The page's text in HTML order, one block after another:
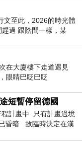
文至此，2026的時光體
過 跟陰間一樣，某
在大廈樓下走道遇見
眼睛巴眨巴眨
短暫停留德國
計畫中 只有計畫過境
昏暗 故臨時決定在漢